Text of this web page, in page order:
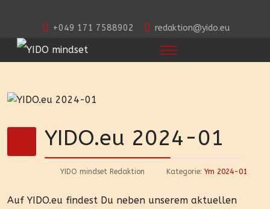
+049 171 7588902 redaktion@yido.eu
YIDO.eu 2024-01
YIDO mindset Redaktion Kategorie: Ym 2024-01
Auf YIDO.eu findest Du neben unserem aktuellen